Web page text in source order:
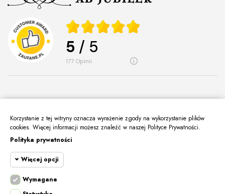
5 / 5
177 opinii
O Nas
Informacje
Moje Konto
Kontakt
Korzystanie z tej witryny oznacza wyrażenie zgody na wykorzystanie plików
cookies. Więcej informacji możesz znaleźć w naszej Polityce Prywatności.
Polityka prywatności
Więcej opcji
Wymagane
Wymagane